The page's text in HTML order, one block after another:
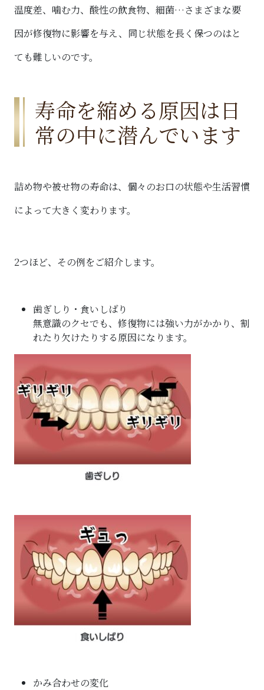
温度差、噛む力、酸性の飲食物、細菌…さまざまな要
因が修復物に影響を与え、同じ状態を長く保つのはと
ても難しいのです。
寿命を縮める原因は日
常の中に潜んでいます
詰め物や被せ物の寿命は、個々のお口の状態や生活習慣
によって大きく変わります。
2つほど、その例をご紹介します。
歯ぎしり・食いしばり
無意識のクセでも、修復物には強い力がかかり、割
れたり欠けたりする原因になります。
かみ合わせの変化